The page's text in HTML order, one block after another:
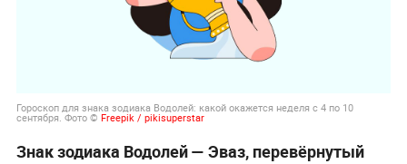
Гороскоп для знака зодиака Водолей: какой окажется неделя с 4 по 10
сентября. Фото © Freepik / pikisuperstar
Знак зодиака Водолей — Эваз, перевёрнутый